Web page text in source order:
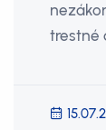
trestné